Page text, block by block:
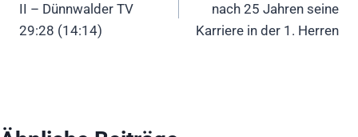
II – Dünnwalder TV
29:28 (14:14)
nach 25 Jahren seine
Karriere in der 1. Herren